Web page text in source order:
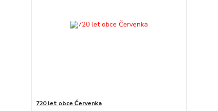
720 let obce Červenka